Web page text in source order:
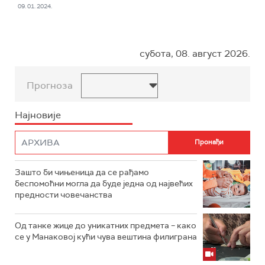
09. 01. 2024.
субота, 08. август 2026.
Прогноза
Најновије
Зашто би чињеница да се рађамо
беспомоћни могла да буде једна од највећих
предности човечанства
Од танке жице до уникатних предмета – како
се у Манаковој кући чува вештина филиграна